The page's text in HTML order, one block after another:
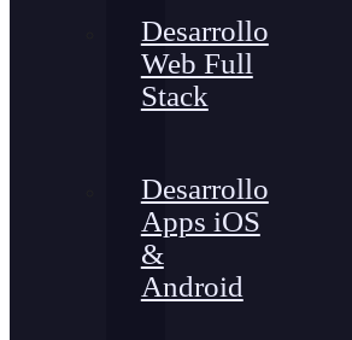
Desarrollo
Web Full
Stack
Desarrollo
Apps iOS
&
Android